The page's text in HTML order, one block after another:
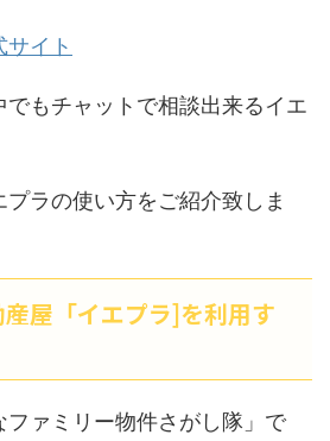
サイト
もチャットで相談出来るイエ
ラの使い方をご紹介致しま
屋「イエプラ]を利用す
ファミリー物件さがし隊」で